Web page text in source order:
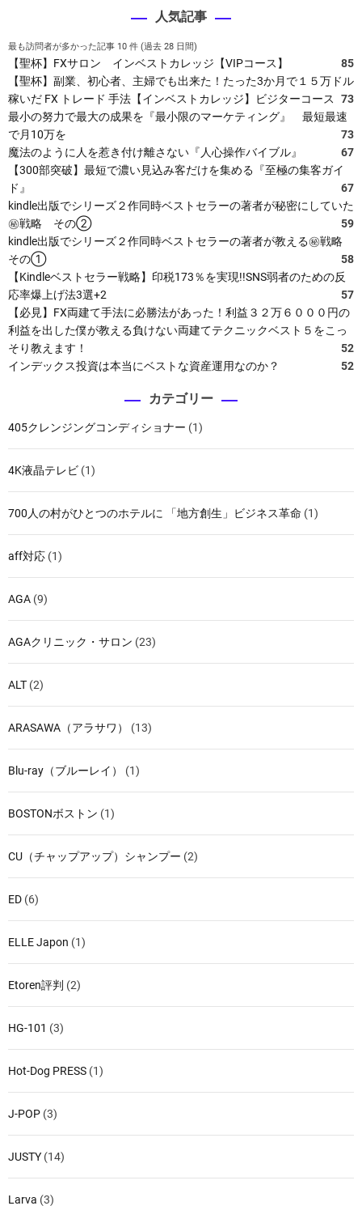
人気記事
最も訪問者が多かった記事 10 件 (過去 28 日間)
【聖杯】FXサロン インベストカレッジ【VIPコース】
85
【聖杯】副業、初心者、主婦でも出来た！たった3か月で１５万ドル
稼いだ FX トレード 手法【インベストカレッジ】ビジターコース
73
最小の努力で最大の成果を『最小限のマーケティング』 最短最速
で月10万を
73
魔法のように人を惹き付け離さない『人心操作バイブル』
67
【300部突破】最短で濃い見込み客だけを集める『至極の集客ガイ
ド』
67
kindle出版でシリーズ２作同時ベストセラーの著者が秘密にしていた
㊙戦略 その②
59
kindle出版でシリーズ２作同時ベストセラーの著者が教える㊙戦略
その①
58
【Kindleベストセラー戦略】印税173％を実現!!SNS弱者のための反
応率爆上げ法3選+2
57
【必見】FX両建て手法に必勝法があった！利益３２万６０００円の
利益を出した僕が教える負けない両建てテクニックベスト５をこっ
そり教えます！
52
インデックス投資は本当にベストな資産運用なのか？
52
カテゴリー
405クレンジングコンディショナー (1)
4K液晶テレビ (1)
700人の村がひとつのホテルに 「地方創生」ビジネス革命 (1)
aff対応 (1)
AGA (9)
AGAクリニック・サロン (23)
ALT (2)
ARASAWA（アラサワ） (13)
Blu-ray（ブルーレイ） (1)
BOSTONボストン (1)
CU（チャップアップ）シャンプー (2)
ED (6)
ELLE Japon (1)
Etoren評判 (2)
HG-101 (3)
Hot-Dog PRESS (1)
J-POP (3)
JUSTY (14)
Larva (3)